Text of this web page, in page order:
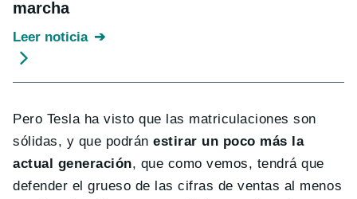
marcha
Leer noticia
Pero Tesla ha visto que las matriculaciones son
sólidas, y que podrán estirar un poco más la
actual generación, que como vemos, tendrá que
defender el grueso de las cifras de ventas al menos